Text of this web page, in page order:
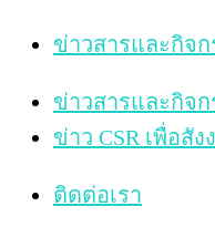
ข่าวสารและกิจก
ข่าวสารและกิจก
ข่าว CSR เพื่อสัง
ติดต่อเรา